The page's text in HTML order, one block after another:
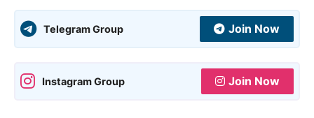
Telegram Group Join Now
Instagram Group Join Now